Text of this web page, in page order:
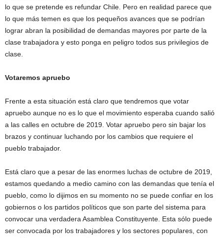
lo que se pretende es refundar Chile. Pero en realidad parece que
lo que más temen es que los pequeños avances que se podrían
lograr abran la posibilidad de demandas mayores por parte de la
clase trabajadora y esto ponga en peligro todos sus privilegios de
clase.
Votaremos apruebo
Frente a esta situación está claro que tendremos que votar
apruebo aunque no es lo que el movimiento esperaba cuando salió
a las calles en octubre de 2019. Votar apruebo pero sin bajar los
brazos y continuar luchando por los cambios que requiere el
pueblo trabajador.
Está claro que a pesar de las enormes luchas de octubre de 2019,
estamos quedando a medio camino con las demandas que tenía el
pueblo, como lo dijimos en su momento no se puede confiar en los
gobiernos o los partidos políticos que son parte del sistema para
convocar una verdadera Asamblea Constituyente. Esta sólo puede
ser convocada por los trabajadores y los sectores populares, con